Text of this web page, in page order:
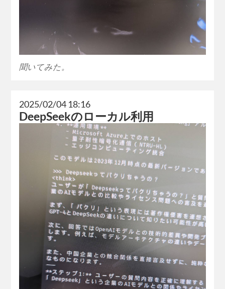
聞いてみた。
2025/02/04 18:16
DeepSeekのローカル利用